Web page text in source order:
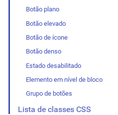
Botão plano
Botão elevado
Botão de ícone
Botão denso
Estado desabilitado
Elemento em nível de bloco
Grupo de botões
Lista de classes CSS